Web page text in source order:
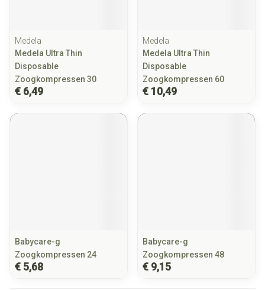
Medela
Medela Ultra Thin
Disposable
Zoogkompressen 30
€ 6,49
Medela
Medela Ultra Thin
Disposable
Zoogkompressen 60
€ 10,49
Babycare-g
Zoogkompressen 24
€ 5,68
Babycare-g
Zoogkompressen 48
€ 9,15